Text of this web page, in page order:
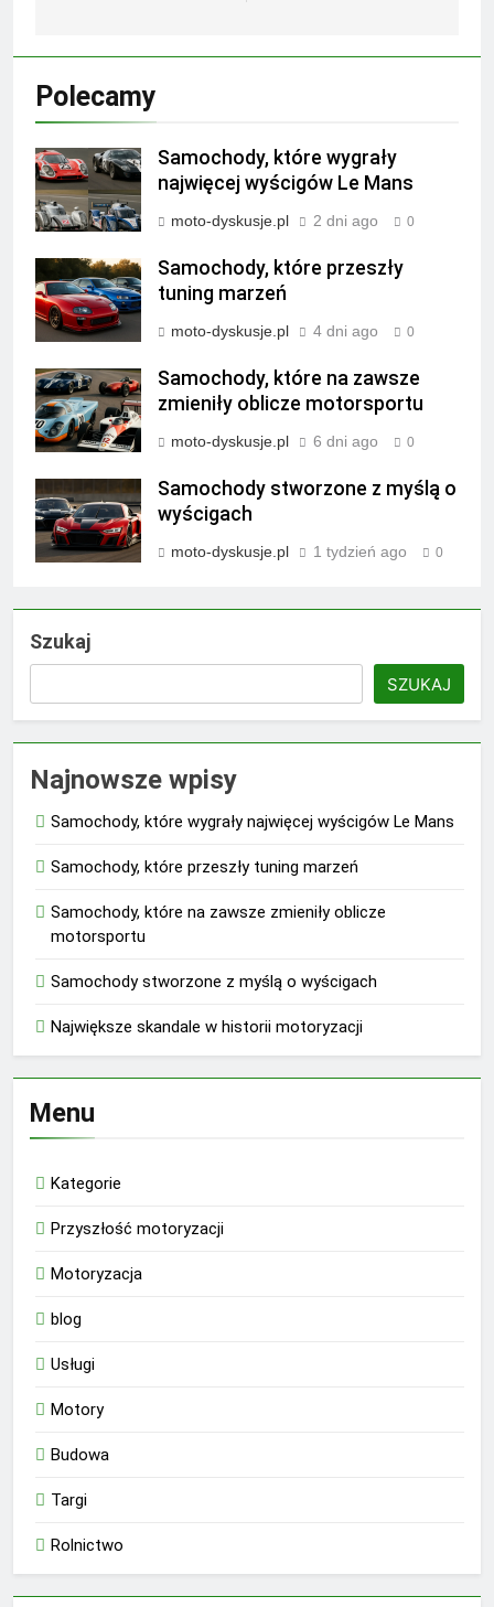
Polecamy
Samochody, które wygrały
najwięcej wyścigów Le Mans
moto-dyskusje.pl 2 dni ago 0
Samochody, które przeszły
tuning marzeń
moto-dyskusje.pl 4 dni ago 0
Samochody, które na zawsze
zmieniły oblicze motorsportu
moto-dyskusje.pl 6 dni ago 0
Samochody stworzone z myślą o
wyścigach
moto-dyskusje.pl 1 tydzień ago 0
Szukaj
SZUKAJ
Najnowsze wpisy
Samochody, które wygrały najwięcej wyścigów Le Mans
Samochody, które przeszły tuning marzeń
Samochody, które na zawsze zmieniły oblicze
motorsportu
Samochody stworzone z myślą o wyścigach
Największe skandale w historii motoryzacji
Menu
Kategorie
Przyszłość motoryzacji
Motoryzacja
blog
Usługi
Motory
Budowa
Targi
Rolnictwo